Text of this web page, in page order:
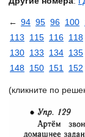
← 94 95 96 100
113
115 116 118
130 133 134 135
148 150 151 152
(кликните по